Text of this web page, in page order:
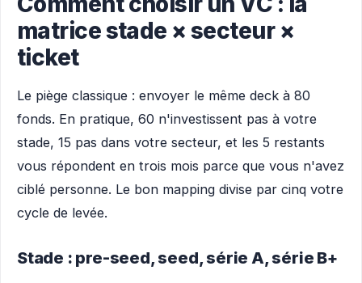
matrice stade × secteur ×
ticket
Le piège classique : envoyer le même deck à 80
fonds. En pratique, 60 n'investissent pas à votre
stade, 15 pas dans votre secteur, et les 5 restants
vous répondent en trois mois parce que vous n'avez
ciblé personne. Le bon mapping divise par cinq votre
cycle de levée.
Stade : pre-seed, seed, série A, série B+